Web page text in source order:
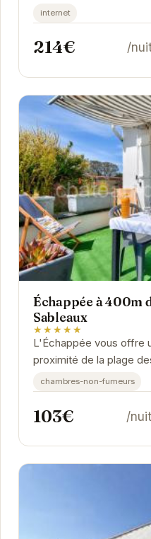
Idéal pour des
internet
214€ /
Échappée à 400m
Sableaux
★★★★★
L'Échappée vous offre
proximité de la plage
confortables et son
chambres-non-fumeurs
103€ /nuit